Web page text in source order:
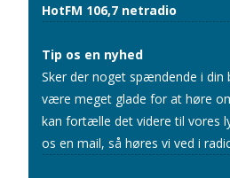
HotFM 106,7 netradio
Tip os en nyhed
Sker der noget spændende i din
være meget glade for at høre
kan fortælle det videre til vores
os en mail, så høres vi ved i